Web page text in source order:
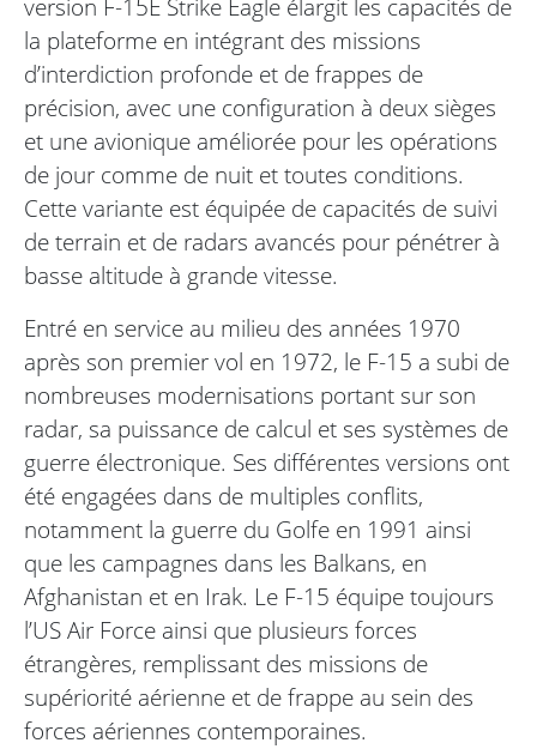
version F-15E Strike Eagle élargit les capacités de
la plateforme en intégrant des missions
d’interdiction profonde et de frappes de
précision, avec une configuration à deux sièges
et une avionique améliorée pour les opérations
de jour comme de nuit et toutes conditions.
Cette variante est équipée de capacités de suivi
de terrain et de radars avancés pour pénétrer à
basse altitude à grande vitesse.
Entré en service au milieu des années 1970
après son premier vol en 1972, le F-15 a subi de
nombreuses modernisations portant sur son
radar, sa puissance de calcul et ses systèmes de
guerre électronique. Ses différentes versions ont
été engagées dans de multiples conflits,
notamment la guerre du Golfe en 1991 ainsi
que les campagnes dans les Balkans, en
Afghanistan et en Irak. Le F-15 équipe toujours
l’US Air Force ainsi que plusieurs forces
étrangères, remplissant des missions de
supériorité aérienne et de frappe au sein des
forces aériennes contemporaines.